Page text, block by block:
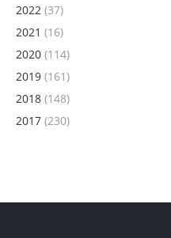
2022 (37)
2021 (16)
2020 (114)
2019 (161)
2018 (148)
2017 (230)